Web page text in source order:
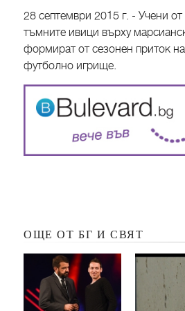
28 септември 2015 г. - Учени
тъмните ивици върху
формират от сезонен приток
футболно игрище.
ОЩЕ ОТ БГ И СВЯТ